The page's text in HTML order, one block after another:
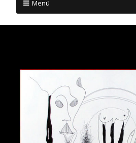
Menü